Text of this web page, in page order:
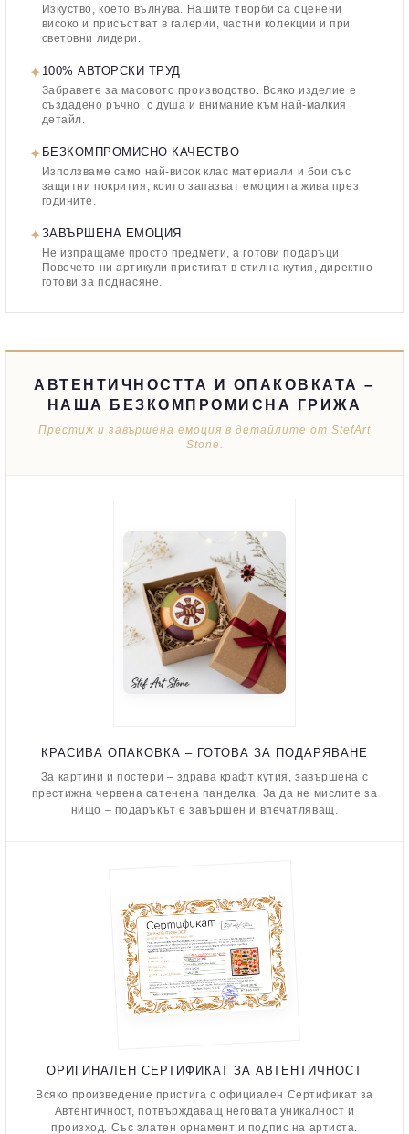
Изкуство, което вълнува. Нашите творби са оценени
високо и присъстват в галерии, частни колекции и при
световни лидери.
✦ 100% АВТОРСКИ ТРУД
Забравете за масовото производство. Всяко изделие е
създадено ръчно, с душа и внимание към най-малкия
детайл.
✦ БЕЗКОМПРОМИСНО КАЧЕСТВО
Използваме само най-висок клас материали и бои със
защитни покрития, които запазват емоцията жива през
годините.
✦ЗАВЪРШЕНА ЕМОЦИЯ
Не изпращаме просто предмети, а готови подаръци.
Повечето ни артикули пристигат в стилна кутия, директно
готови за поднасяне.
АВТЕНТИЧНОСТТА И ОПАКОВКАТА –
НАША БЕЗКОМПРОМИСНА ГРИЖА
Престиж и завършена емоция в детайлите от StefArt
Stone.
КРАСИВА ОПАКОВКА – ГОТОВА ЗА ПОДАРЯВАНЕ
За картини и постери – здрава крафт кутия, завършена с
престижна червена сатенена панделка. За да не мислите за
нищо – подаръкът е завършен и впечатляващ.
ОРИГИНАЛЕН СЕРТИФИКАТ ЗА АВТЕНТИЧНОСТ
Всяко произведение пристига с официален Сертификат за
Автентичност, потвърждаващ неговата уникалност и
произход. Със златен орнамент и подпис на артиста.